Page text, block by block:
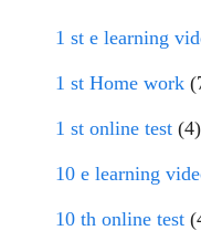
1 st e learning
1 st Home work
1 st online test (4)
10 e learning
10 th online test